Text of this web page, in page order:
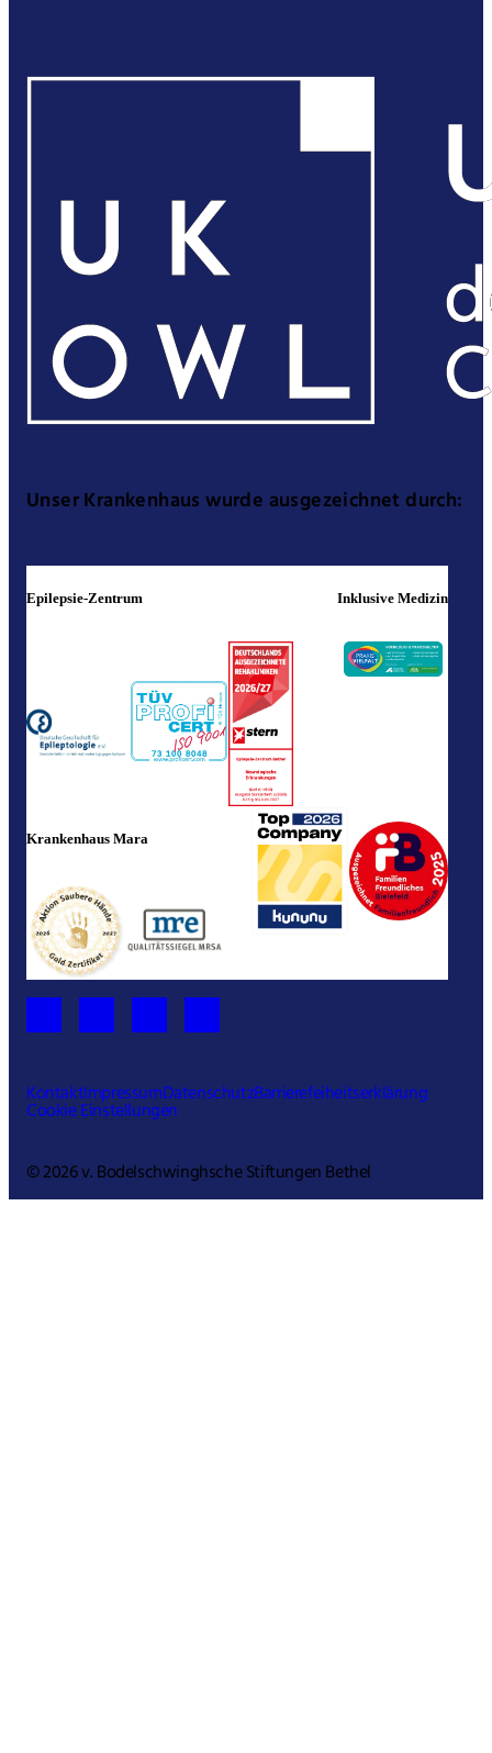
Unser Krankenhaus wurde ausgezeichnet durch:
Epilepsie-Zentrum Inklusive Medizin
Krankenhaus Mara
KontaktImpressumDatenschutzBarrierefeiheitserklärung
Cookie Einstellungen
© 2026 v. Bodelschwinghsche Stiftungen Bethel